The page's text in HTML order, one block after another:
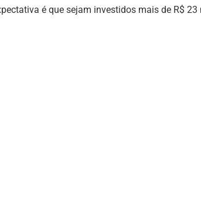
é que sejam investidos mais de R$ 23